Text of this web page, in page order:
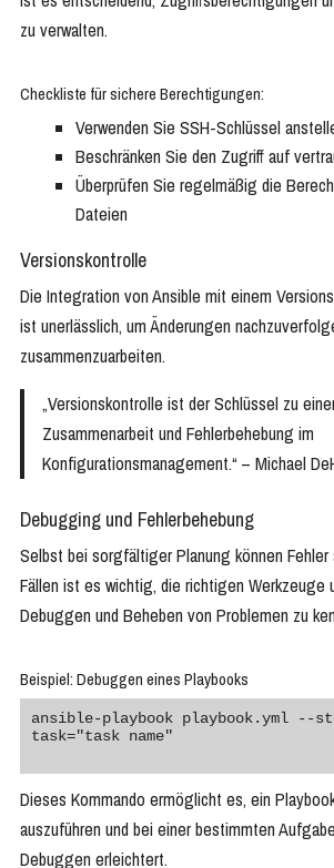
zu verwalten.
Checkliste für sichere Berechtigungen:
Verwenden Sie SSH-Schlüssel
Beschränken Sie den Zugriff auf
Überprüfen Sie regelmäßig die
Dateien
Versionskontrolle
Die Integration von Ansible mit einem
ist unerlässlich, um Änderungen
zusammenzuarbeiten.
„Versionskontrolle ist der Schlüssel zu
Zusammenarbeit und Fehlerbehebung im
Konfigurationsmanagement.“ – Michael
Debugging und Fehlerbehebung
Selbst bei sorgfältiger Planung können
Fällen ist es wichtig, die richtigen Werkzeuge
Debuggen und Beheben von Problemen zu
Beispiel: Debuggen eines Playbooks
ansible-playbook playbook.yml --
task="task name"
Dieses Kommando ermöglicht es, ein
auszuführen und bei einer bestimmten
Debuggen erleichtert.